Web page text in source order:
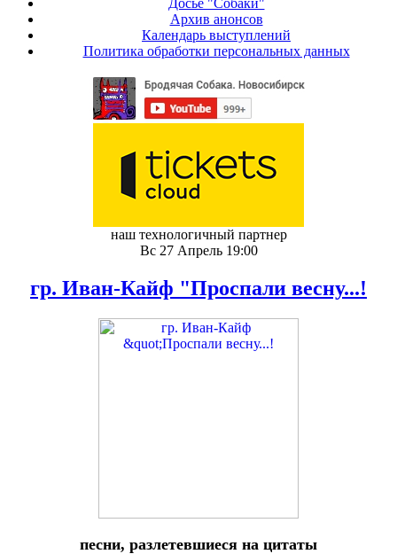
Досье "Собаки"
Архив анонсов
Календарь выступлений
Политика обработки персональных данных
наш технологичный партнер
Вс 27 Апрель 19:00
гр. Иван-Кайф "Проспали весну...!
песни, разлетевшиеся на цитаты